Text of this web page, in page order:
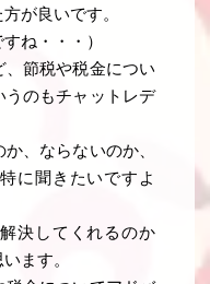
が良いです。
ね・・・）
、節税や税金につい
うのもチャットレデ
、ならないのか、
に聞きたいですよ
決してくれるのか
ます。